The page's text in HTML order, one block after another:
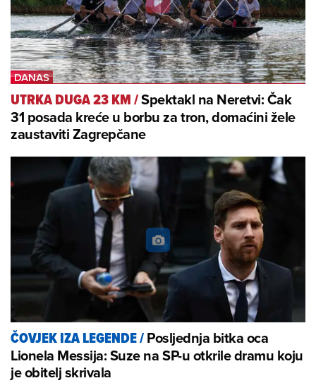
UTRKA DUGA 23 KM/Spektakl na Neretvi: Čak
31 posada kreće u borbu za tron, domaćini žele
zaustaviti Zagrepčane
ČOVJEK IZA LEGENDE/Posljednja bitka oca
Lionela Messija: Suze na SP-u otkrile dramu koju
je obitelj skrivala